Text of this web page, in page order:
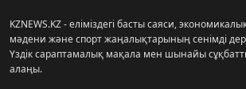
KZNEWS.KZ - еліміздегі басты саяси,
мәдени және спорт жаңалықтарының сенімді
Үздік сараптамалық мақала мен шынайы
алаңы.